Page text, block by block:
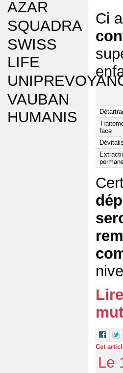
AZAR
SQUADRA
SWISS
LIFE
VAUBAN
HUMANIS
Ci
face
Cet
Le